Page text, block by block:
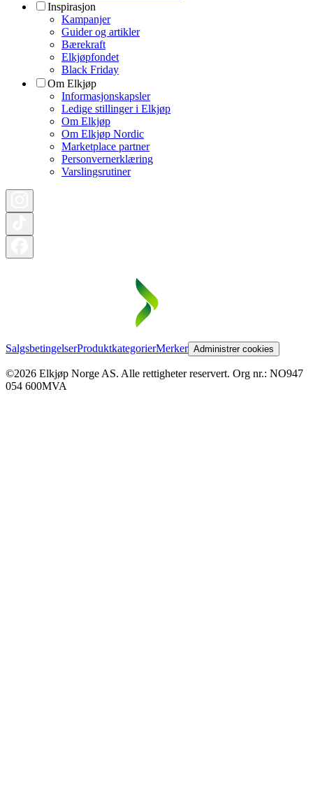
Inspirasjon
Kampanjer
Guider og artikler
Bærekraft
Elkjøpfondet
Black Friday
Om Elkjøp
Informasjonskapsler
Ledige stillinger i Elkjøp
Om Elkjøp
Om Elkjøp Nordic
Marketplace partner
Personvernerklæring
Varslingsrutiner
SalgsbetingelserProduktkategorierMerker Administrer cookies
©2026 Elkjøp Norge AS. Alle rettigheter reservert. Org nr.: NO947
054 600MVA